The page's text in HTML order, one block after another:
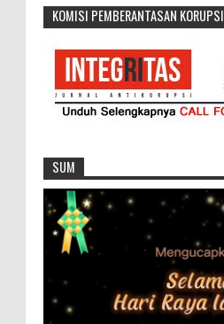
KOMISI PEMBERANTASAN KORUPSI
SUM